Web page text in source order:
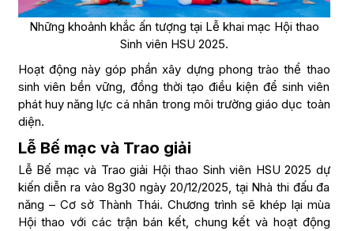
Những khoảnh khắc ấn tượng tại Lễ khai mạc Hội thao
Sinh viên HSU 2025.
Hoạt động này góp phần xây dựng phong trào thể thao
sinh viên bền vững, đồng thời tạo điều kiện để sinh viên
phát huy năng lực cá nhân trong môi trường giáo dục toàn
diện.
Lễ Bế mạc và Trao giải
Lễ Bế mạc và Trao giải Hội thao Sinh viên HSU 2025 dự
kiến diễn ra vào 8g30 ngày 20/12/2025, tại Nhà thi đấu đa
năng – Cơ sở Thành Thái. Chương trình sẽ khép lại mùa
Hội thao với các trận bán kết, chung kết và hoạt động